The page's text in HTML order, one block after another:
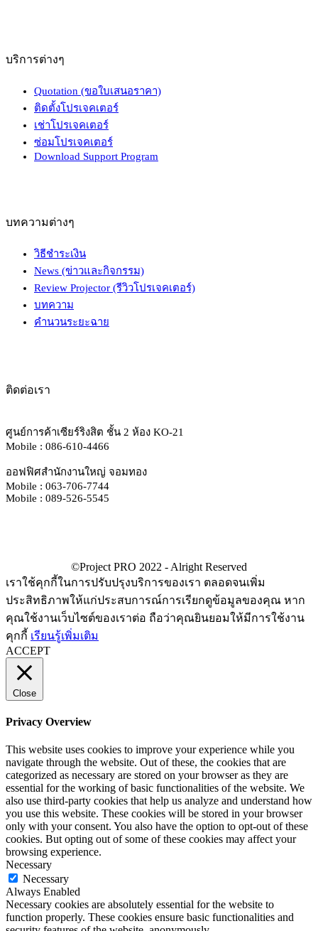
บริการต่างๆ
Quotation (ขอใบเสนอราคา)
ติดตั้งโปรเจคเตอร์
เช่าโปรเจคเตอร์
ซ่อมโปรเจคเตอร์
Download Support Program
บทความต่างๆ
วิธีชำระเงิน
News (ข่าวและกิจกรรม)
Review Projector (รีวิวโปรเจคเตอร์)
บทความ
คำนวนระยะฉาย
ติดต่อเรา
ศูนย์การค้าเซียร์ริงสิต ชั้น 2 ห้อง KO-21
Mobile : 086-610-4466
ออฟฟิศสำนักงานใหญ่ จอมทอง
Mobile : 063-706-7744
Mobile : 089-526-5545
เราใช้คุกกี้ในการปรับปรุงบริการของเรา ตลอดจนเพิ่ม
ประสิทธิภาพให้แก่ประสบการณ์การเรียกดูข้อมูลของคุณ หาก
คุณใช้งานเว็บไซต์ของเราต่อ ถือว่าคุณยินยอมให้มีการใช้งาน
คุกกี้ เรียนรู้เพิ่มเติม
ACCEPT
Close
Privacy Overview
This website uses cookies to improve your experience while you
navigate through the website. Out of these, the cookies that are
categorized as necessary are stored on your browser as they are
essential for the working of basic functionalities of the website. We
also use third-party cookies that help us analyze and understand how
you use this website. These cookies will be stored in your browser
only with your consent. You also have the option to opt-out of these
cookies. But opting out of some of these cookies may affect your
browsing experience.
Necessary
Necessary
Always Enabled
Necessary cookies are absolutely essential for the website to
function properly. These cookies ensure basic functionalities and